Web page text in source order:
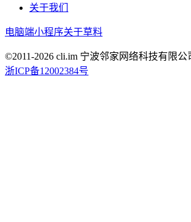
关于我们
电脑端小程序关于草料
©2011-2026 cli.im 宁波邻家网络科技有限公
浙ICP备12002384号